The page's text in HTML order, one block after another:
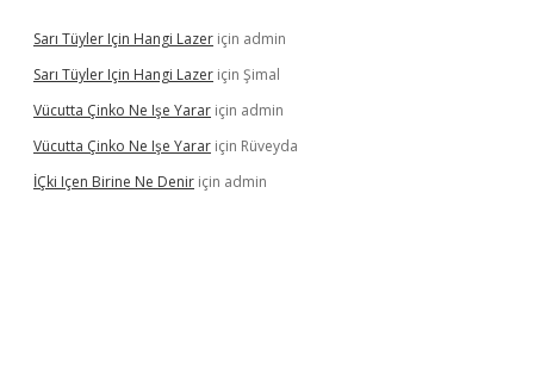
Sarı Tüyler Için Hangi Lazer için admin
Sarı Tüyler Için Hangi Lazer için Şimal
Vücutta Çinko Ne Işe Yarar için admin
Vücutta Çinko Ne Işe Yarar için Rüveyda
İÇki Içen Birine Ne Denir için admin